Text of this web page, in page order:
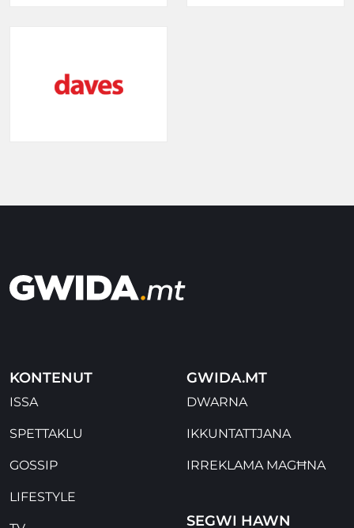
KONTENUT
ISSA
SPETTAKLU
GOSSIP
LIFESTYLE
GWIDA.MT
DWARNA
IKKUNTATTJANA
IRREKLAMA MAGĦNA
SEGWI HAWN